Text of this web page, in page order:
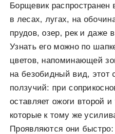
Борщевик распространен
в лесах, лугах, на
прудов, озер, рек и даже
Узнать его можно по
цветов, напоминающей
на безобидный вид, этот
ползучий: при
оставляет ожоги второй и
которые к тому же
Проявляются они